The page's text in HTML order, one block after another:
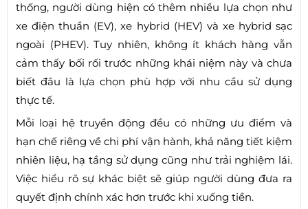
thống, người dùng hiện có thêm nhiều lựa chọn như
xe điện thuần (EV), xe hybrid (HEV) và xe hybrid sạc
ngoài (PHEV). Tuy nhiên, không ít khách hàng vẫn
cảm thấy bối rối trước những khái niệm này và chưa
biết đâu là lựa chọn phù hợp với nhu cầu sử dụng
thực tế.
Mỗi loại hệ truyền động đều có những ưu điểm và
hạn chế riêng về chi phí vận hành, khả năng tiết kiệm
nhiên liệu, hạ tầng sử dụng cũng như trải nghiệm lái.
Việc hiểu rõ sự khác biệt sẽ giúp người dùng đưa ra
quyết định chính xác hơn trước khi xuống tiền.